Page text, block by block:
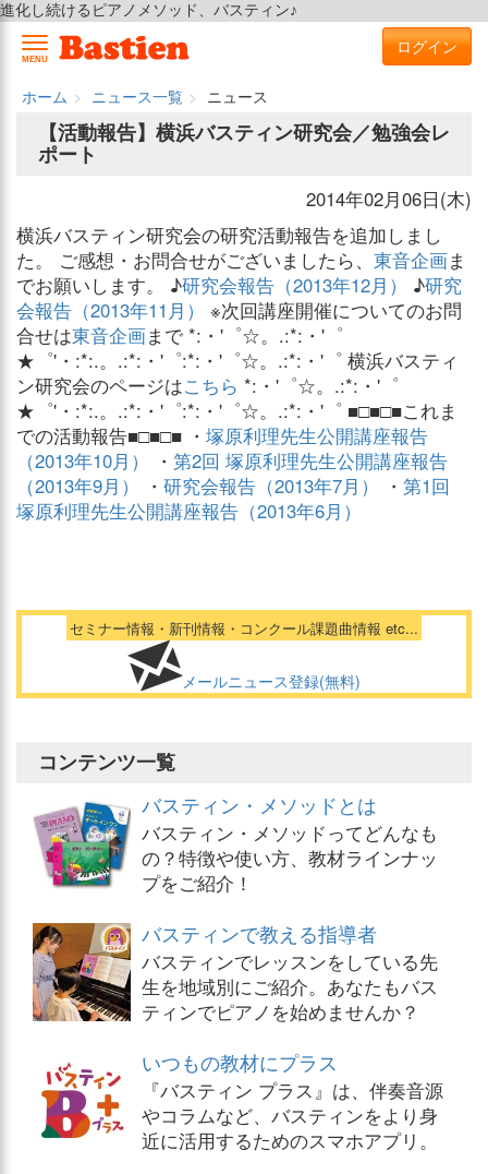
進化し続けるピアノメソッド、バスティン♪
MENU
ログイン
ホーム ニュース一覧
ニュース
【活動報告】横浜バスティン研究会／勉強会レ
ポート
2014年02月06日(木)
横浜バスティン研究会の研究活動報告を追加しまし
た。 ご感想・お問合せがございましたら、 東音企画ま
でお願いします。 ♪研究会報告（2013年12月） ♪研究
会報告（2013年11月）
※次回講座開催についてのお問
合せは東音企画まで *:・'゜☆。.:*:・'゜
★゜'・:*:.。.:*:・'゜:*:・'゜☆。.:*:・'゜ 横浜バスティ
ン研究会のページはこちら *:・'゜☆。.:*:・'゜
★゜'・:*:.。.:*:・'゜:*:・'゜☆。.:*:・'゜ ■□■□■これま
での活動報告■□■□■ ・ 塚原利理先生公開講座報告
（2013年10月）
・ 第2回 塚原利理先生公開講座報告
（2013年9月）
・ 研究会報告（2013年7月） ・ 第1回
塚原利理先生公開講座報告（2013年6月）
セミナー情報・新刊情報・コンクール課題曲情報 etc...
メールニュース登録(無料)
コンテンツ一覧
バスティン・メソッドとは
バスティン・メソッドってどんなも
の？特徴や使い方、教材ラインナッ
プをご紹介！
バスティンで教える指導者
バスティンでレッスンをしている先
生を地域別にご紹介。あなたもバス
ティンでピアノを始めませんか？
いつもの教材にプラス
『バスティン プラス』は、伴奏音源
やコラムなど、バスティンをより身
近に活用するためのスマホアプリ。